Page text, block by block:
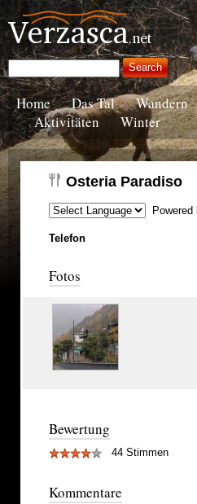
Home Das Tal Wandern
Aktivitäten
Winter
Osteria Paradiso
Powered
Telefon
Fotos
Bewertung
44 Stimmen
Kommentare